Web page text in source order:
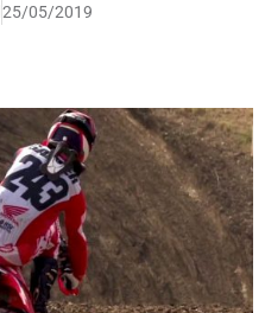
25/05/2019